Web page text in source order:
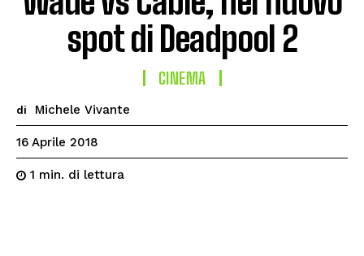
spot di Deadpool 2
CINEMA
di Michele Vivante
16 Aprile 2018
1 min. di lettura